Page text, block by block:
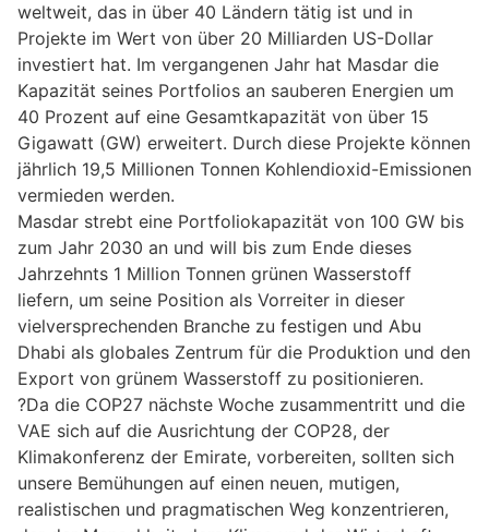
weltweit, das in über 40 Ländern tätig ist und in
Projekte im Wert von über 20 Milliarden US-Dollar
investiert hat. Im vergangenen Jahr hat Masdar die
Kapazität seines Portfolios an sauberen Energien um
40 Prozent auf eine Gesamtkapazität von über 15
Gigawatt (GW) erweitert. Durch diese Projekte können
jährlich 19,5 Millionen Tonnen Kohlendioxid-Emissionen
vermieden werden.
Masdar strebt eine Portfoliokapazität von 100 GW bis
zum Jahr 2030 an und will bis zum Ende dieses
Jahrzehnts 1 Million Tonnen grünen Wasserstoff
liefern, um seine Position als Vorreiter in dieser
vielversprechenden Branche zu festigen und Abu
Dhabi als globales Zentrum für die Produktion und den
Export von grünem Wasserstoff zu positionieren.
?Da die COP27 nächste Woche zusammentritt und die
VAE sich auf die Ausrichtung der COP28, der
Klimakonferenz der Emirate, vorbereiten, sollten sich
unsere Bemühungen auf einen neuen, mutigen,
realistischen und pragmatischen Weg konzentrieren,